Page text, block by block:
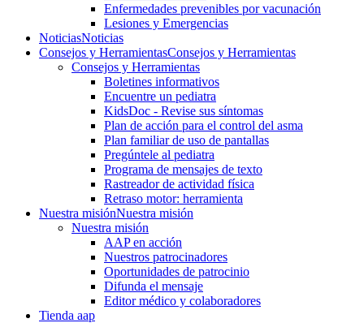
Enfermedades prevenibles por vacunación
Lesiones y Emergencias
NoticiasNoticias
Consejos y HerramientasConsejos y Herramientas
Consejos y Herramientas
Boletines informativos
Encuentre un pediatra
KidsDoc - Revise sus síntomas
Plan de acción para el control del asma
Plan familiar de uso de pantallas
Pregúntele al pediatra
Programa de mensajes de texto
Rastre​​ador de activida​d física
Retraso motor: herramienta
Nuestra misiónNuestra misión
Nuestra misión
AAP en acción
Nuestros patrocinadores
Oportunidades de patrocinio
Difunda el mensaje
Editor médico y colaboradores
Tienda aap